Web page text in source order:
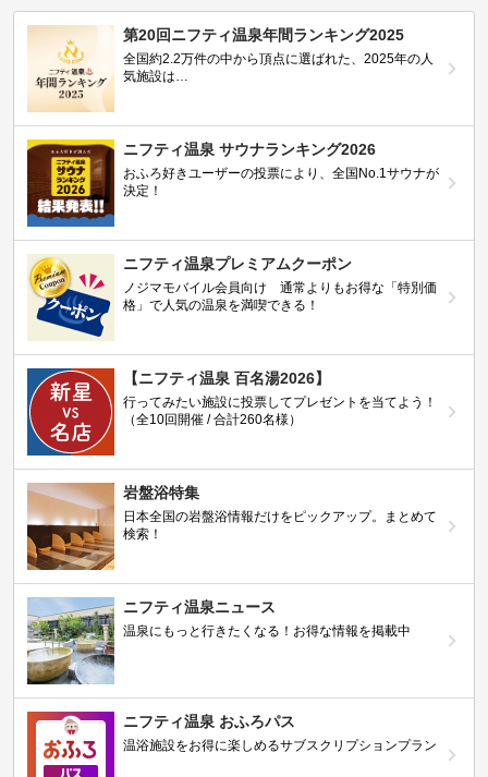
第20回ニフティ温泉年間ランキング2025
全国約2.2万件の中から頂点に選ばれた、2025年の人
気施設は…
ニフティ温泉 サウナランキング2026
おふろ好きユーザーの投票により、全国No.1サウナが
決定！
ニフティ温泉プレミアムクーポン
ノジマモバイル会員向け 通常よりもお得な「特別価
格」で人気の温泉を満喫できる！
【ニフティ温泉 百名湯2026】
行ってみたい施設に投票してプレゼントを当てよう！
（全10回開催 / 合計260名様）
岩盤浴特集
日本全国の岩盤浴情報だけをピックアップ。まとめて
検索！
ニフティ温泉ニュース
温泉にもっと行きたくなる！お得な情報を掲載中
ニフティ温泉 おふろパス
温浴施設をお得に楽しめるサブスクリプションプラン